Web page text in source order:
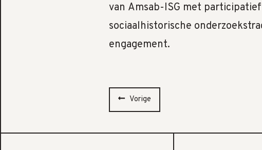
van Amsab-ISG met
sociaalhistorische
engagement.
Vorige